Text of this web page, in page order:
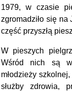
1979, w czasie
zgromadziło się na
część przyszłą
W pieszych
Wśród nich są
młodzieży
służby zdrowia,